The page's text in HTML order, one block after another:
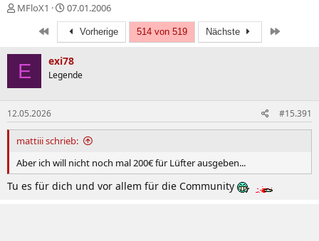
E
e
r
MFloX1
E
r
s
t
e
l
m
07.01.2006
Erste Vorherige 514 von 519 Nächste
E exi78
Legende
12.05.2026 #15.391
mattiii schrieb:
Aber ich will nicht noch mal 200€ für Lüfter ausgeben...
Tu es für dich und vor allem für die Community